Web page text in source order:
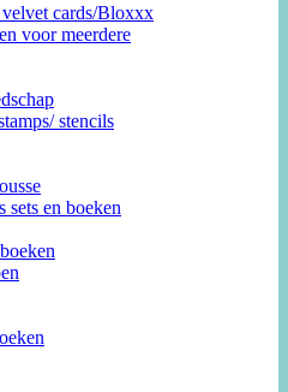
cards/Bloxxx
voor meerdere
stencils
sets en boeken